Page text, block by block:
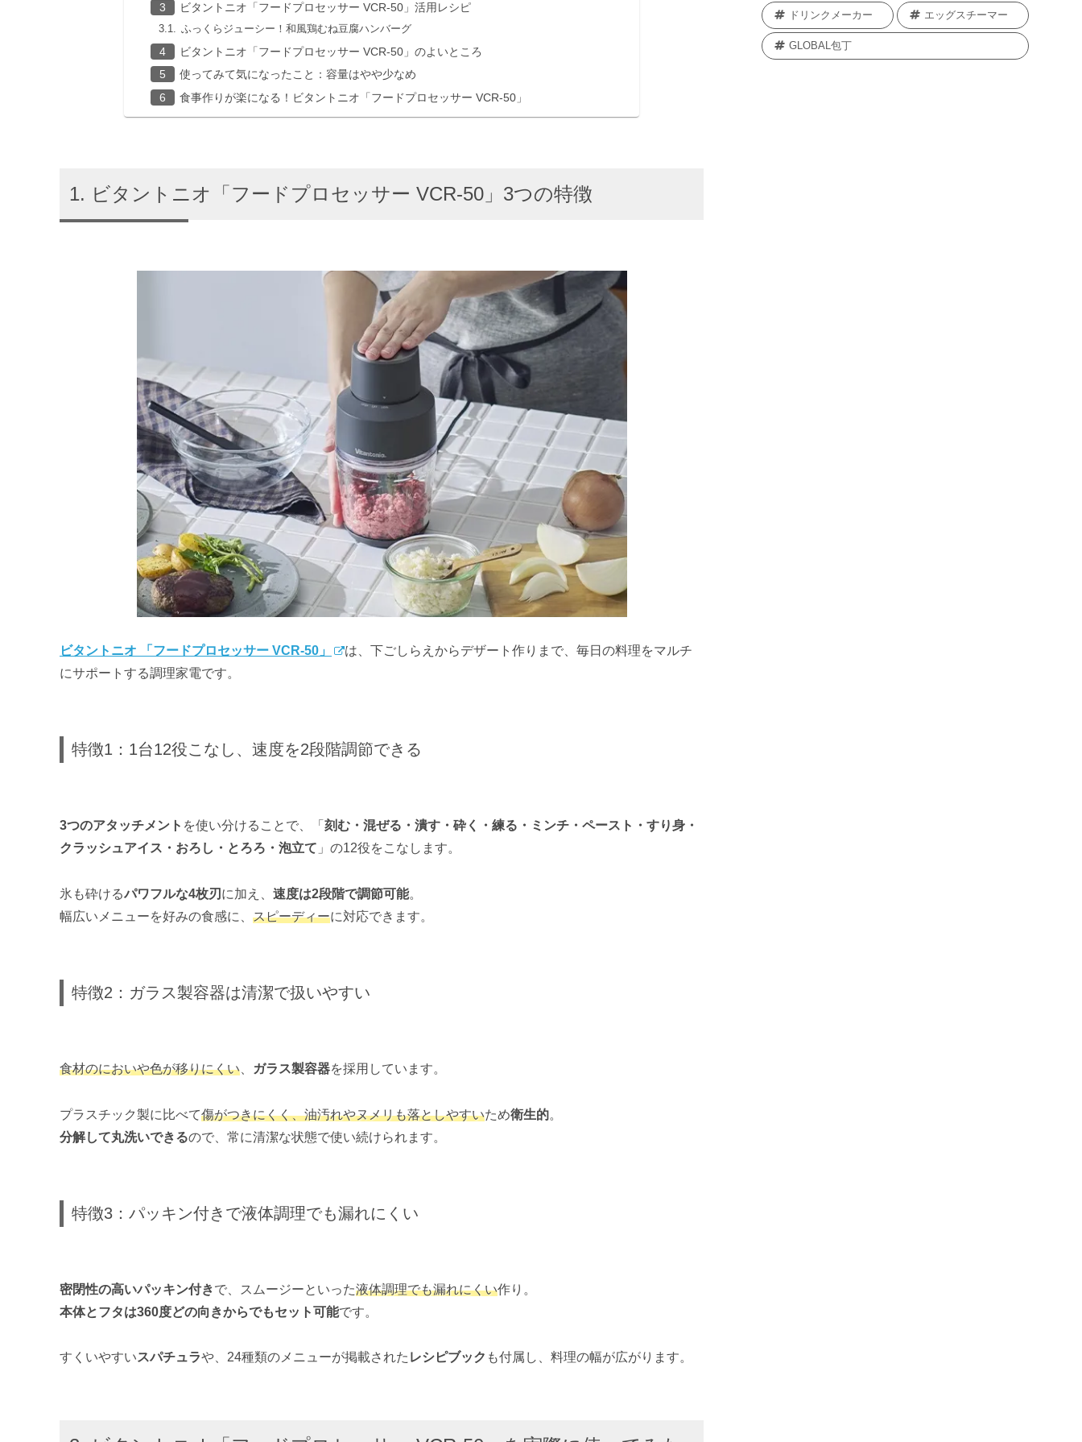
ビタントニオ「フードプロセッサー VCR-50」活用レシピ
ふっくらジューシー！和風鶏むね豆腐ハンバーグ
ビタントニオ「フードプロセッサー VCR-50」のよいところ
使ってみて気になったこと：容量はやや少なめ
食事作りが楽になる！ビタントニオ「フードプロセッサー VCR-50」
ビタントニオ「フードプロセッサー VCR-50」3つの特徴
ビタントニオ 「フードプロセッサー VCR-50」
は、下ごしらえからデザート作りまで、毎日の料理をマルチ
にサポートする調理家電です。
特徴1：1台12役こなし、速度を2段階調節できる
3つのアタッチメント を使い分けることで、「 刻む・混ぜる・潰す・砕く・練る・ミンチ・ペースト・すり身・
クラッシュアイス・おろし・とろろ・泡立て 」の12役をこなします。
氷も砕けるパワフルな4枚刃 に加え、 速度は2段階で調節可能。
幅広いメニューを好みの食感に、 スピーディーに対応できます。
特徴2：ガラス製容器は清潔で扱いやすい
食材のにおいや色が移りにくい ガラス製容器を採用しています。
プラスチック製に比べて傷がつきにくく、油汚れやヌメリも落としやすいため衛生的。
分解して丸洗いできるので、常に清潔な状態で使い続けられます。
特徴3：パッキン付きで液体調理でも漏れにくい
密閉性の高いパッキン付きで、スムージーといった液体調理でも漏れにくい作り。
本体とフタは360度どの向きからでもセット可能です。
すくいやすいスパチュラや、24種類のメニューが掲載された レシピブック も付属し、料理の幅が広がります。
ドリンクメーカー エッグスチーマー
GLOBAL包丁